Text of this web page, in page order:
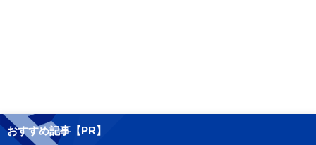
おすすめ記事【PR】